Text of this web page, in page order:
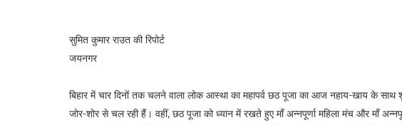
सुमित कुमार राउत की रिपोर्ट
जयनगर
बिहार में चार दिनों तक चलने वाला लोक आस्था का महापर्व छठ पूजा का आज नहाय-खाय के साथ
जोर-शोर से चल रही हैं। वहीं, छठ पूजा को ध्यान में रखते हुए माँ अन्नपूर्णा महिला मंच और माँ